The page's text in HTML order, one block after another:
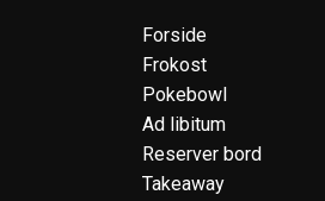
Forside
Frokost
Pokebowl
Ad libitum
Reserver bord
Takeaway